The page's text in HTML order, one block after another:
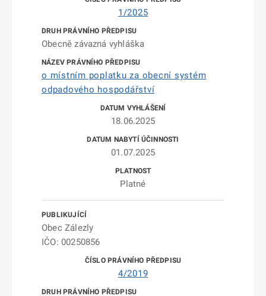
1/2025
Obecně závazná vyhláška
o místním poplatku za obecní systém
odpadového hospodářství
18.06.2025
01.07.2025
Platné
Obec Zálezly
IČO: 00250856
4/2019